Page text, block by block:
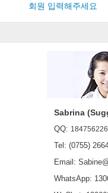
회원 입력해주세요
Sabrina
QQ: 184756226
Tel: (0755)
Email:
WhatsApp: